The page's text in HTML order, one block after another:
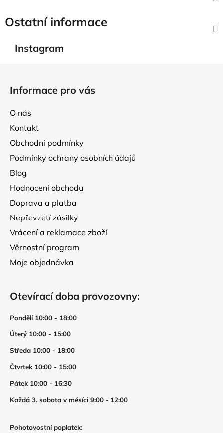
Ostatní informace
Instagram
Informace pro vás
O nás
Kontakt
Obchodní podmínky
Podmínky ochrany osobních údajů
Blog
Hodnocení obchodu
Doprava a platba
Nepřevzetí zásilky
Vrácení a reklamace zboží
Věrnostní program
Moje objednávka
Otevírací doba provozovny:
Pondělí 10:00 - 18:00
Úterý 10:00 - 15:00
Středa 10:00 - 18:00
Čtvrtek 10:00 - 15:00
Pátek 10:00 - 16:30
Každá 3. sobota v měsíci 9:00 - 12:00
Pohotovostní poplatek: